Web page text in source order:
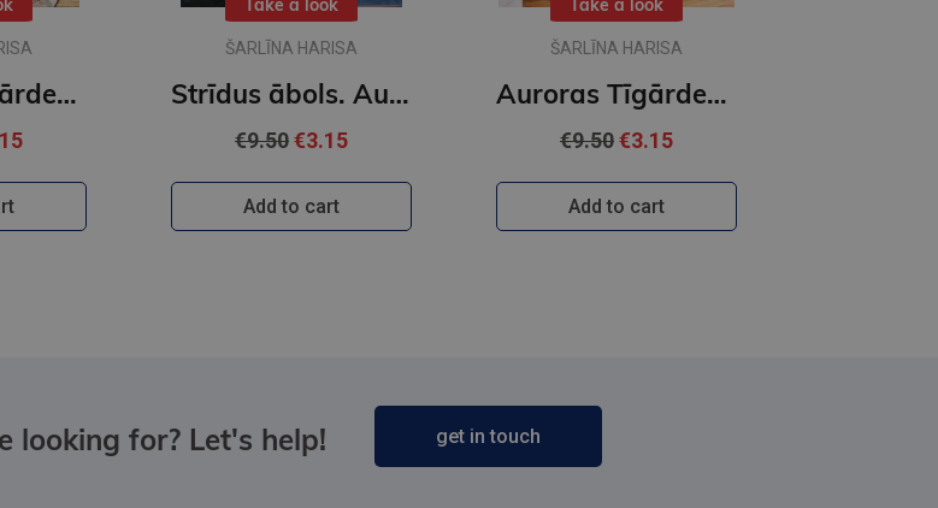
Auroras Tīgārdenas mistērijas. Slepkavība lasītāju klubā. Vakara detektīvs
Take a look
ŠARLĪNA HARISA
Strīdus ābols. Auroras Tīgārdenas mistērijas
€9.50€3.15
Add to cart
Take a look
ŠARLĪNA HARISA
Auroras Tīgārdenas mistērijas. Trīs istabas un līķis
€9.50€3.15
Add to cart
looking for? Let's help! get in touch